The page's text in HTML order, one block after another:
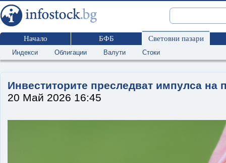
Начало БФБ Световни пазари
Индекси Облигации Валути Стоки
Инвеститорите преследват импулса на
20 Май 2026 16:45